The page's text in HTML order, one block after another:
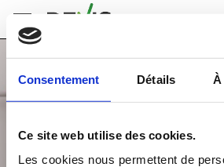
Consentement Détails
Ce site web utilise des cookies.
Les cookies nous permettent de
Accueil
ça
A
propos